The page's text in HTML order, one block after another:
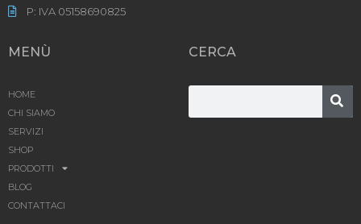
P: IVA 05158690825
MENÙ
HOME
CHI SIAMO
SERVIZI
SHOP
PRODOTTI
BLOG
CONTATTACI
CERCA